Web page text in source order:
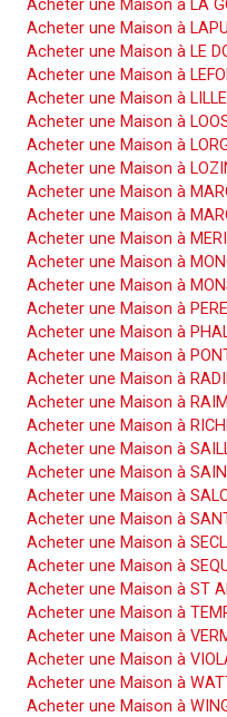
Acheter une Maison à LA
Acheter une Maison à
Acheter une Maison à LE
Acheter une Maison à
Acheter une Maison à LILLE
Acheter une Maison à
Acheter une Maison à
Acheter une Maison à
Acheter une Maison à
Acheter une Maison à
Acheter une Maison à
Acheter une Maison à
Acheter une Maison à
Acheter une Maison à
Acheter une Maison à
Acheter une Maison à
Acheter une Maison à
Acheter une Maison à
Acheter une Maison à
Acheter une Maison à
Acheter une Maison à
Acheter une Maison à
Acheter une Maison à
Acheter une Maison à
Acheter une Maison à
Acheter une Maison à ST
Acheter une Maison à
Acheter une Maison à
Acheter une Maison à
Acheter une Maison à
Acheter une Maison à